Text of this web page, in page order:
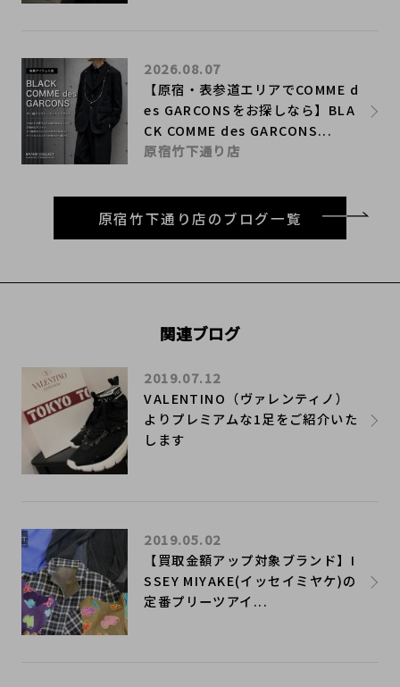
【原宿・表参道エリアでCOMME d
es GARCONSをお探しなら】BLA
CK COMME des GARCONS...
2026.08.07
原宿竹下通り店
原宿竹下通り店のブログ一覧
関連ブログ
VALENTINO（ヴァレンティノ）
よりプレミアムな1足をご紹介いた
します
2019.07.12
【買取金額アップ対象ブランド】I
SSEY MIYAKE(イッセイミヤケ)の
定番プリーツアイ...
2019.05.02